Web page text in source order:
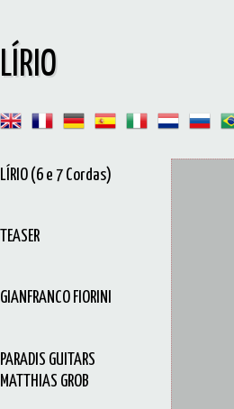
LÍRIO
LÍRIO (6 e 7 Cordas)
TEASER
GIANFRANCO FIORINI
PARADIS GUITARS
MATTHIAS GROB